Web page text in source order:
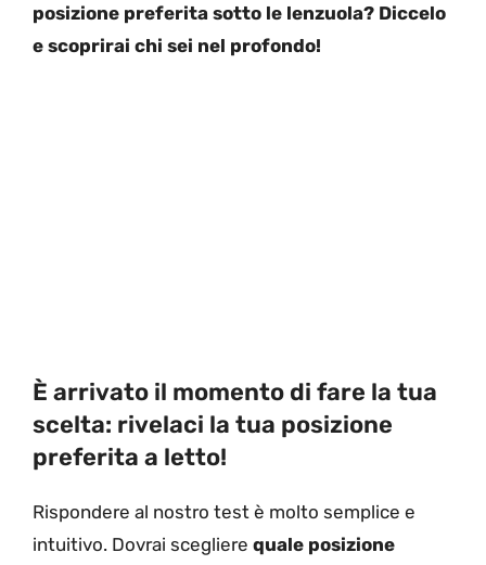
posizione preferita sotto le lenzuola? Diccelo
e scoprirai chi sei nel profondo!
È arrivato il momento di fare la tua
scelta: rivelaci la tua posizione
preferita a letto!
Rispondere al nostro test è molto semplice e
intuitivo. Dovrai scegliere quale posizione